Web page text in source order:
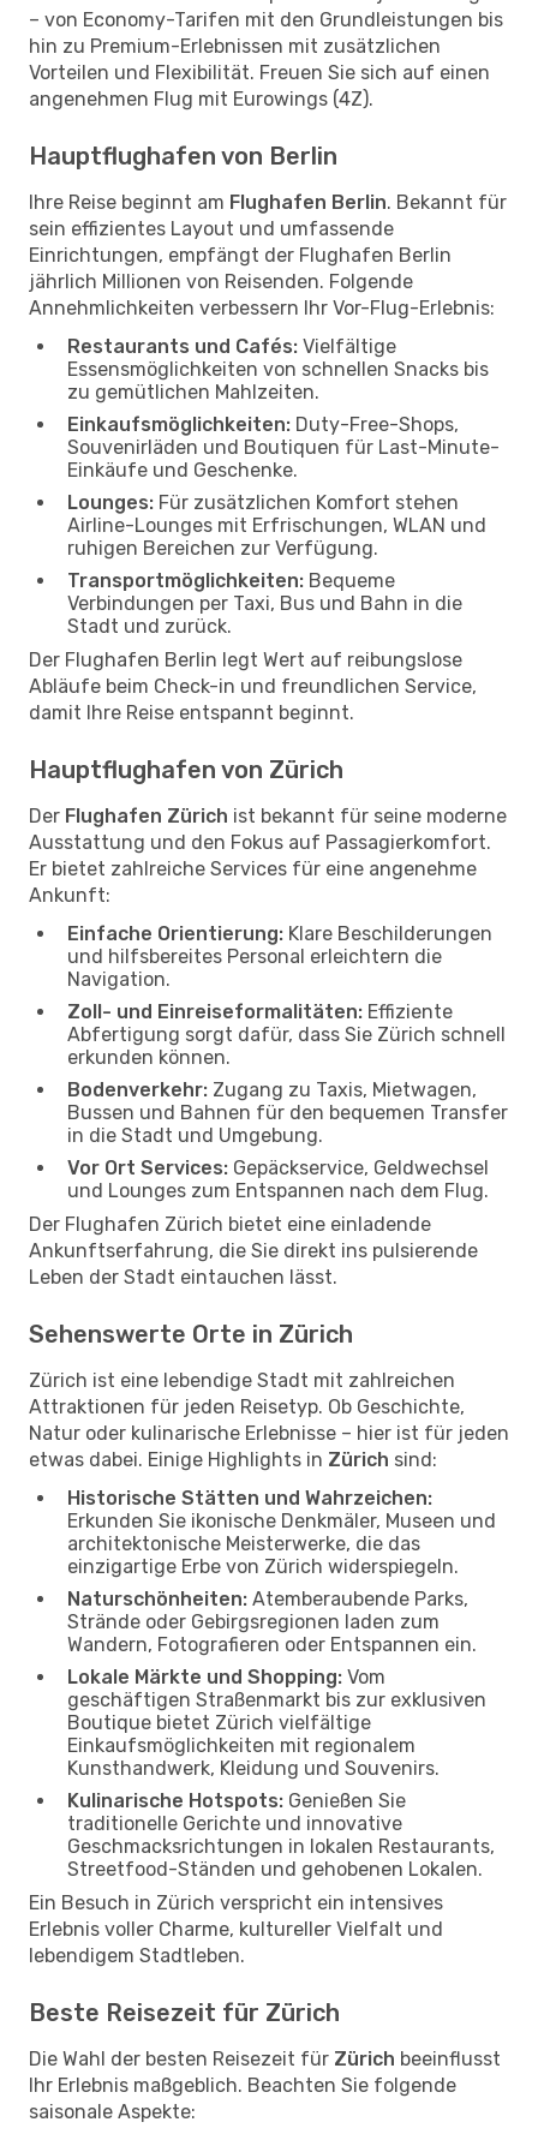
– von Economy-Tarifen mit den Grundleistungen bis
hin zu Premium-Erlebnissen mit zusätzlichen
Vorteilen und Flexibilität. Freuen Sie sich auf einen
angenehmen Flug mit Eurowings (4Z).
Hauptflughafen von Berlin
Ihre Reise beginnt am Flughafen Berlin. Bekannt für
sein effizientes Layout und umfassende
Einrichtungen, empfängt der Flughafen Berlin
jährlich Millionen von Reisenden. Folgende
Annehmlichkeiten verbessern Ihr Vor-Flug-Erlebnis:
Restaurants und Cafés: Vielfältige
Essensmöglichkeiten von schnellen Snacks bis
zu gemütlichen Mahlzeiten.
Einkaufsmöglichkeiten: Duty-Free-Shops,
Souvenirläden und Boutiquen für Last-Minute-
Einkäufe und Geschenke.
Lounges: Für zusätzlichen Komfort stehen
Airline-Lounges mit Erfrischungen, WLAN und
ruhigen Bereichen zur Verfügung.
Transportmöglichkeiten: Bequeme
Verbindungen per Taxi, Bus und Bahn in die
Stadt und zurück.
Der Flughafen Berlin legt Wert auf reibungslose
Abläufe beim Check-in und freundlichen Service,
damit Ihre Reise entspannt beginnt.
Hauptflughafen von Zürich
Der Flughafen Zürich ist bekannt für seine moderne
Ausstattung und den Fokus auf Passagierkomfort.
Er bietet zahlreiche Services für eine angenehme
Ankunft:
Einfache Orientierung: Klare Beschilderungen
und hilfsbereites Personal erleichtern die
Navigation.
Zoll- und Einreiseformalitäten: Effiziente
Abfertigung sorgt dafür, dass Sie Zürich schnell
erkunden können.
Bodenverkehr: Zugang zu Taxis, Mietwagen,
Bussen und Bahnen für den bequemen Transfer
in die Stadt und Umgebung.
Vor Ort Services: Gepäckservice, Geldwechsel
und Lounges zum Entspannen nach dem Flug.
Der Flughafen Zürich bietet eine einladende
Ankunftserfahrung, die Sie direkt ins pulsierende
Leben der Stadt eintauchen lässt.
Sehenswerte Orte in Zürich
Zürich ist eine lebendige Stadt mit zahlreichen
Attraktionen für jeden Reisetyp. Ob Geschichte,
Natur oder kulinarische Erlebnisse – hier ist für jeden
etwas dabei. Einige Highlights in Zürich sind:
Historische Stätten und Wahrzeichen:
Erkunden Sie ikonische Denkmäler, Museen und
architektonische Meisterwerke, die das
einzigartige Erbe von Zürich widerspiegeln.
Naturschönheiten: Atemberaubende Parks,
Strände oder Gebirgsregionen laden zum
Wandern, Fotografieren oder Entspannen ein.
Lokale Märkte und Shopping: Vom
geschäftigen Straßenmarkt bis zur exklusiven
Boutique bietet Zürich vielfältige
Einkaufsmöglichkeiten mit regionalem
Kunsthandwerk, Kleidung und Souvenirs.
Kulinarische Hotspots: Genießen Sie
traditionelle Gerichte und innovative
Geschmacksrichtungen in lokalen Restaurants,
Streetfood-Ständen und gehobenen Lokalen.
Ein Besuch in Zürich verspricht ein intensives
Erlebnis voller Charme, kultureller Vielfalt und
lebendigem Stadtleben.
Beste Reisezeit für Zürich
Die Wahl der besten Reisezeit für Zürich beeinflusst
Ihr Erlebnis maßgeblich. Beachten Sie folgende
saisonale Aspekte: